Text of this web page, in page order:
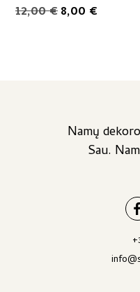
12,00€Original
8,00 €
Namų
Sau.